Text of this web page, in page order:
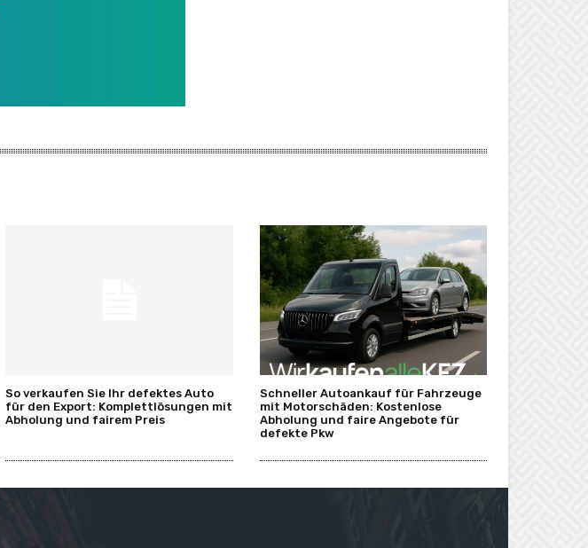
So verkaufen Sie Ihr defektes Auto
für den Export: Komplettlösungen mit
Abholung und fairem Preis
Schneller Autoankauf für Fahrzeuge
mit Motorschäden: Kostenlose
Abholung und faire Angebote für
defekte Pkw